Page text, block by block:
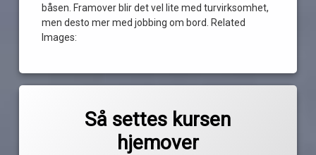
båsen. Framover blir det vel lite med turvirksomhet,
men desto mer med jobbing om bord. Related
Images:
Så settes kursen
hjemover